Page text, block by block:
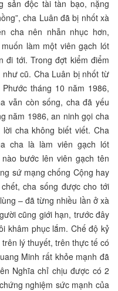
sản độc tài tàn bạo, nặng
cha Luân đã bị nhốt xà
cha nên nhẫn nhục hơn,
làm một viên gạch lót
đi tới. Trong đợt kiểm điểm
cũ. Cha Luân bị nhốt từ
tháng 10 năm 1986,
vẫn còn sống, cha đã yếu
năm 1986, an ninh gọi cha
cha không biết viết. Cha
cha là làm viên gạch lót
bước lên viên gạch tên
sứ mạng chống Cộng hay
cha sống được cho tới
– đã từng nhiều lần ở xà
cũng giới hạn, trước đây
khâm phục lắm. Chế độ kỷ
lý thuyết, trên thực tế có
Minh rất khỏe mạnh đã
Nghĩa chỉ chịu được có 2
nghiệm sức mạnh của